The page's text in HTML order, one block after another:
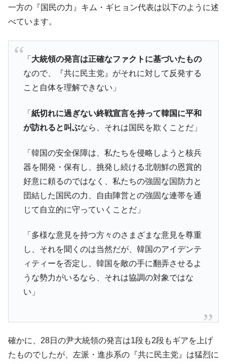
ータセンター整備」⇒ だから無理だってば。
『Money1』
『Money1』
『Money1』
韓国政府「ニセＫ-ブランドを通報しようキ
ャンペーン」⇒ あの名物教授も登場！
夏の甲子園、優勝校を最も多く輩出している都道
Fact1 今話題の「楽天ライオンズ」とは？
Fact1 奇跡の毛色「白毛馬」とは？
Fact1
全て勝つといくら？ 競馬GI競走で勝利騎手がもら
える賞金とは？
Fact1
発表から2日で大崩壊、鳴かず飛ばずに終わりそう
なスーパーリーグとは？
Fact1
日本人マスターズ挑戦の歴史。松山以前に最高位
だった選手とは？
Fact1
セレクトセールの高額取引馬が稼いだ金額とは？
一方の『国民の力』キム・ギヒョン代表は以下のように述
べています。
「 大統領の発言は正確なファクトに基づいたもの
なので、『共に民主党』がそれに対して反発する
こと自体を理解できない」
「 紙切れに過ぎない終戦宣言を持って韓国に平和
が訪れると叫ぶなら、それは国民を欺くことだ」
「韓国の安全保障は、私たちを侵略しようと核兵
器を開発・保有し、挑発し続ける北朝鮮の恩賞的
好意に頼るのではなく、私たちの強固な国防力と
団結した国民の力、自由陣営との強固な連帯を通
じて自立的に守っていくことだ」
「多様な意見を持つ方々のさまざまな意見を尊重
し、それを聞くのは当然だが、韓国のアイデンテ
ィティーを否定し、韓国を敵の手に翻弄させるよ
うな勢力がいるなら、それは協調の対象ではな
い」
確かに、28日の尹大統領の発言は1段も2段もギアを上げ
たものでしたが、左派・進歩系の『共に民主党』は猛烈に